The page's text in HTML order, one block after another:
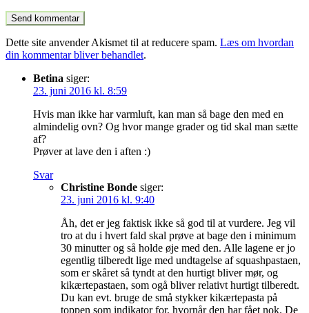
Dette site anvender Akismet til at reducere spam. Læs om hvordan
din kommentar bliver behandlet.
Betina siger:
23. juni 2016 kl. 8:59
Hvis man ikke har varmluft, kan man så bage den med en
almindelig ovn? Og hvor mange grader og tid skal man sætte
af?
Prøver at lave den i aften :)
Svar
Christine Bonde siger:
23. juni 2016 kl. 9:40
Åh, det er jeg faktisk ikke så god til at vurdere. Jeg vil
tro at du i hvert fald skal prøve at bage den i minimum
30 minutter og så holde øje med den. Alle lagene er jo
egentlig tilberedt lige med undtagelse af squashpastaen,
som er skåret så tyndt at den hurtigt bliver mør, og
kikærtepastaen, som ogå bliver relativt hurtigt tilberedt.
Du kan evt. bruge de små stykker kikærtepasta på
toppen som indikator for, hvornår den har fået nok. De